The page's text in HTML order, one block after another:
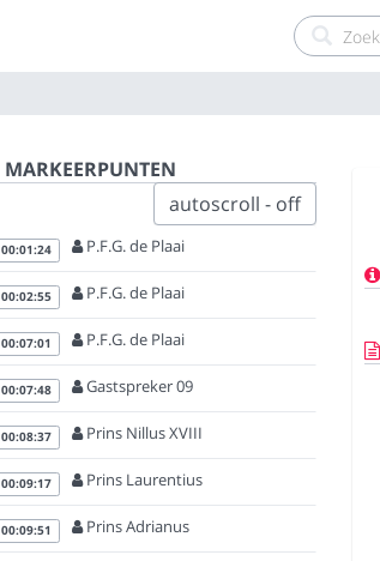
MARKEERPUNTEN
autoscroll - off
00:01:24 P.F.G. de Plaai
00:02:55 P.F.G. de Plaai
00:07:01 P.F.G. de Plaai
00:07:48 Gastspreker 09
00:08:37 Prins Nillus XVIII
00:09:17 Prins Laurentius
00:09:51 Prins Adrianus